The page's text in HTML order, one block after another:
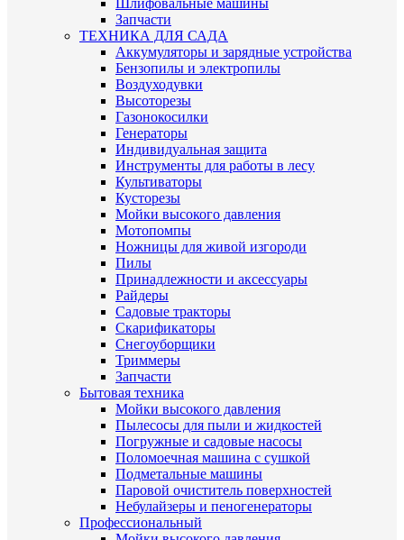
Запчасти
ТЕХНИКА ДЛЯ САДА
Аккумуляторы и зарядные устройства
Бензопилы и электропилы
Воздуходувки
Высоторезы
Газонокосилки
Генераторы
Индивидуальная защита
Инструменты для работы в лесу
Культиваторы
Кусторезы
Мойки высокого давления
Мотопомпы
Ножницы для живой изгороди
Пилы
Принадлежности и аксессуары
Райдеры
Садовые тракторы
Скарификаторы
Снегоуборщики
Триммеры
Запчасти
Бытовая техника
Мойки высокого давления
Пылесосы для пыли и жидкостей
Погружные и садовые насосы
Поломоечная машина с сушкой
Подметальные машины
Паровой очиститель поверхностей
Небулайзеры и пеногенераторы
Профессиональный